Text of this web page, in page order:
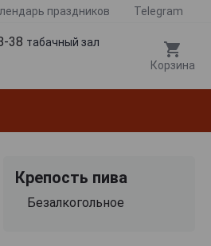
праздников Telegram
38 табачный зал
Корзина
Крепость пива
Безалкогольное